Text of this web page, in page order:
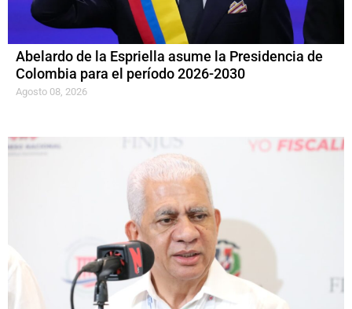
Abelardo de la Espriella asume la Presidencia de
Colombia para el período 2026-2030
Agosto 08, 2026